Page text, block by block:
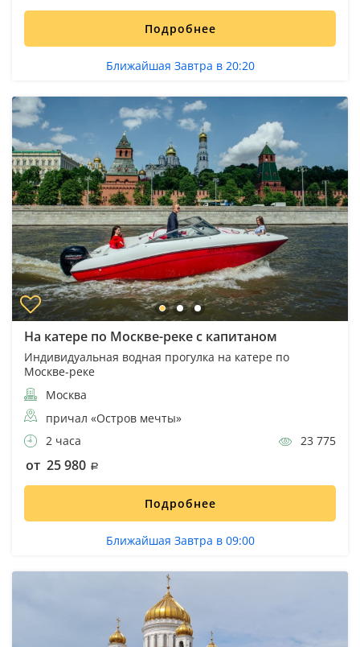
Подробнее
Ближайшая Завтра в 20:20
На катере по Москве-реке с капитаном
Индивидуальная водная прогулка на катере по
Москве-реке
Москва
причал «Остров мечты»
2 часа
23 775
от 25 980
Подробнее
Ближайшая Завтра в 09:00